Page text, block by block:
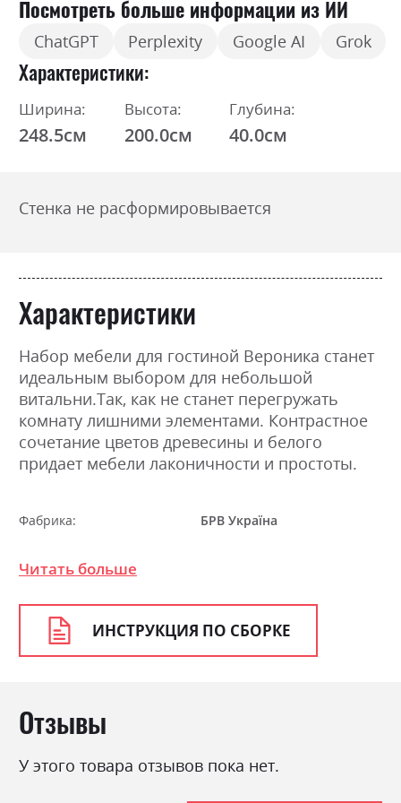
Посмотреть больше информации из ИИ
ChatGPT Perplexity Google AI Grok
Характеристики
Ширина:
248.5см
Высота:
200.0см
Глубина:
40.0см
Стенка не расформировывается
Характеристики
Набор мебели для гостиной Вероника станет
идеальным выбором для небольшой
витальни.Так, как не станет перегружать
комнату лишними элементами. Контрастное
сочетание цветов древесины и белого
придает мебели лаконичности и простоты.
Фабрика:
БРВ Україна
Цвет (Корпус):
Цвет материала
дуб готланд/німфея альба
Стиль
мінімалізм, модерн
Читать больше
ИНСТРУКЦИЯ ПО СБОРКЕ
Отзывы
У этого товара отзывов пока нет.